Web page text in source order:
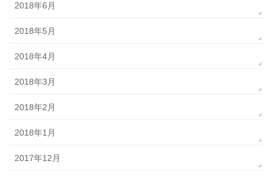
2018年6月
2018年5月
2018年4月
2018年3月
2018年2月
2018年1月
2017年12月